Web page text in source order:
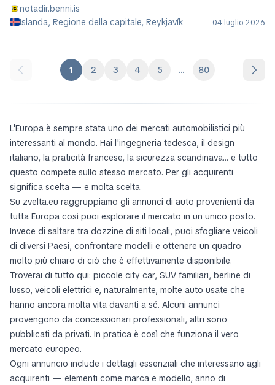
notadir.benni.is
Islanda, Regione della capitale, Reykjavík
04 luglio 2026
1 2 3 4 5 ... 80
L'Europa è sempre stata uno dei mercati automobilistici più
interessanti al mondo. Hai l'ingegneria tedesca, il design
italiano, la praticità francese, la sicurezza scandinava… e tutto
questo compete sullo stesso mercato. Per gli acquirenti
significa scelta — e molta scelta.
Su zvelta.eu raggruppiamo gli annunci di auto provenienti da
tutta Europa così puoi esplorare il mercato in un unico posto.
Invece di saltare tra dozzine di siti locali, puoi sfogliare veicoli
di diversi Paesi, confrontare modelli e ottenere un quadro
molto più chiaro di ciò che è effettivamente disponibile.
Troverai di tutto qui: piccole city car, SUV familiari, berline di
lusso, veicoli elettrici e, naturalmente, molte auto usate che
hanno ancora molta vita davanti a sé. Alcuni annunci
provengono da concessionari professionali, altri sono
pubblicati da privati. In pratica è così che funziona il vero
mercato europeo.
Ogni annuncio include i dettagli essenziali che interessano agli
acquirenti — elementi come marca e modello, anno di